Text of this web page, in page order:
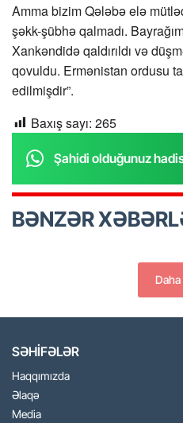
Amma bizim Qələbə elə
şəkk-şübhə qalmadı.
Xankəndidə qaldırıldı və
qovuldu. Ermənistan ordusu
edilmişdir”.
Baxış sayı: 265
Şahidi olduğunuz
BƏNZƏR
Daha
SƏHİFƏLƏR
Haqqımızda
Əlaqə
Media